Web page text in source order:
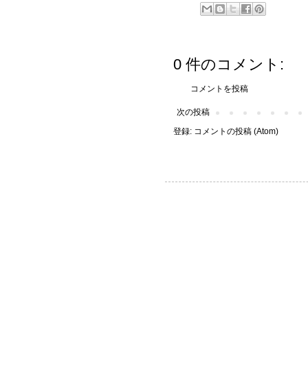
0 件のコメント:
コメントを投稿
次の投稿
登録: コメントの投稿 (Atom)